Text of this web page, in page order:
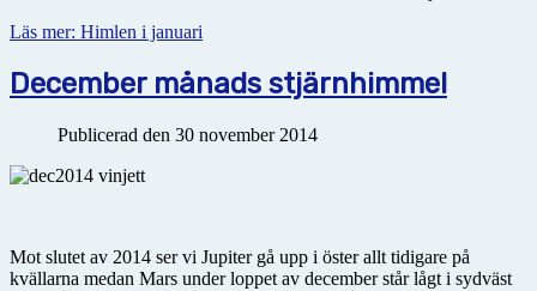
Läs mer: Himlen i januari
December månads stjärnhimmel
Publicerad den 30 november 2014
Mot slutet av 2014 ser vi Jupiter gå upp i öster allt tidigare på
kvällarna medan Mars under loppet av december står lågt i sydväst